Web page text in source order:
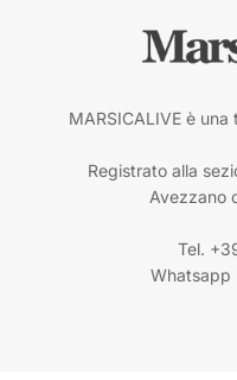
MARSICALIVE è
Registrato alla
Avezzano
Tel.
Whatsapp